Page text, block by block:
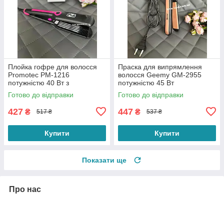
Плойка гофре для волосся
Promotec PM-1216
потужністю 40 Вт з
алюмінієвою пластиною
Рожевого кольору
Готово до відправки
427 ₴ 517 ₴
Купити
Праска для випрямлення
волосся Geemy GM-2955
потужністю 45 Вт
Готово до відправки
447 ₴ 537 ₴
Купити
Показати ще
Про нас